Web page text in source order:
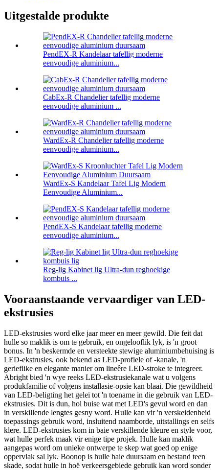
Uitgestalde produkte
PendEX-R Kandelaar tafellig moderne
eenvoudige aluminium...
CabEx-R Chandelier tafellig moderne
eenvoudige aluminium ...
WardEx-R Chandelier tafellig moderne
eenvoudige aluminium...
WardEx-S Kandelaar Tafel Lig Modern
Eenvoudige Aluminium...
PendEX-S Kandelaar tafellig moderne
eenvoudige aluminium...
Reg-lig Kabinet lig Ultra-dun reghoekige
kombuis ...
Vooraanstaande vervaardiger van LED-
ekstrusies
LED-ekstrusies word elke jaar meer en meer gewild. Die feit dat
hulle so maklik is om te gebruik, en ongelooflik lyk, is 'n groot
bonus. In 'n beskermde en versteekte stewige aluminiumbehuising is
LED-ekstrusies, ook bekend as LED-profiele of -kanale, 'n
gerieflike en elegante manier om lineêre LED-stroke te integreer.
Abright bied 'n wye reeks LED-ekstrusiekanale wat u volgens
produkfamilie of volgens installasie-opsie kan blaai. Die gewildheid
van LED-beligting het gelei tot 'n toename in die gebruik van LED-
ekstrusies. Dit is dun, hol buise wat met LED's gevul word en dan
in verskillende lengtes gesny word. Hulle kan vir 'n verskeidenheid
toepassings gebruik word, insluitend naamborde, uitstallings en selfs
klere. LED-ekstrusies kom in baie verskillende kleure en style voor,
wat hulle perfek maak vir enige tipe projek. Hulle kan maklik
aangepas word om unieke ontwerpe te skep wat goed op enige
oppervlak sal lyk. Boonop is hulle baie duursaam en bestand teen
skade, sodat hulle in hoë verkeersgebiede gebruik kan word sonder